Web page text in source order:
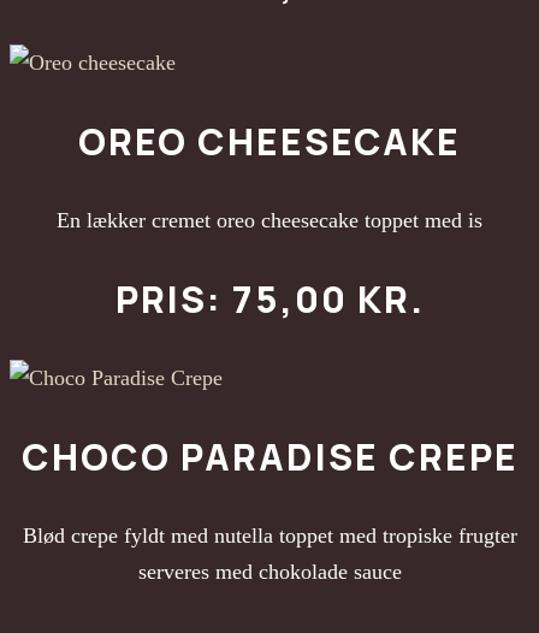
OREO CHEESECAKE
En lækker cremet oreo cheesecake toppet med is
PRIS: 75,00 KR.
CHOCO PARADISE CREPE
Blød crepe fyldt med nutella toppet med tropiske frugter
serveres med chokolade sauce